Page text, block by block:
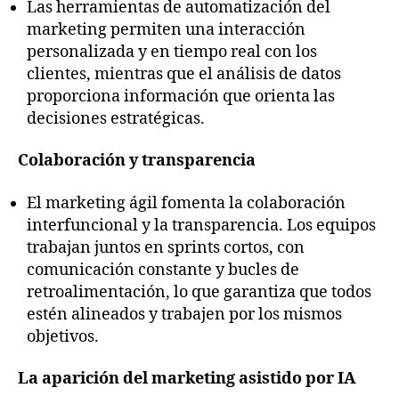
Las herramientas de automatización del
marketing permiten una interacción
personalizada y en tiempo real con los
clientes, mientras que el análisis de datos
proporciona información que orienta las
decisiones estratégicas.
Colaboración y transparencia
El marketing ágil fomenta la colaboración
interfuncional y la transparencia. Los equipos
trabajan juntos en sprints cortos, con
comunicación constante y bucles de
retroalimentación, lo que garantiza que todos
estén alineados y trabajen por los mismos
objetivos.
La aparición del marketing asistido por IA